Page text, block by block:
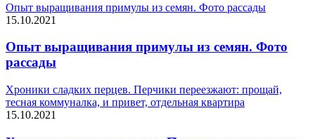
Опыт выращивания примулы из семян. Фото рассады
15.10.2021
Опыт выращивания примулы из семян. Фото
рассады
Хроники сладких перцев. Перчики переезжают: прощай,
тесная коммуналка, и привет, отдельная квартира
15.10.2021